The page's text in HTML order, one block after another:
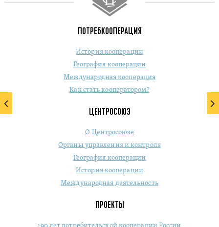
ПОТРЕБКООПЕРАЦИЯ
История кооперации
География кооперации
Международная кооперация
Как стать кооператором?
ЦЕНТРОСОЮЗ
О Центросоюзе
Органы управления и контроля
География кооперации
История кооперации
Международная деятельность
ПРОЕКТЫ